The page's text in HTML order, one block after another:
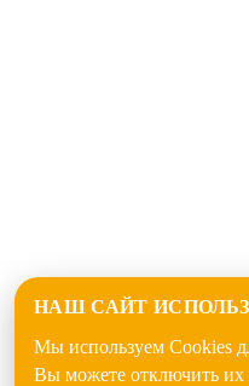
НАШ САЙТ
Мы используем Cookies
Вы можете отключить их